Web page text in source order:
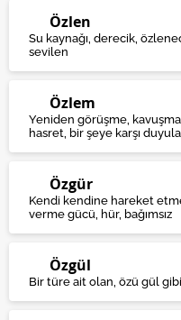
Özlen
Su kaynağı, derecik,
sevilen
Özlem
Yeniden görüşme,
hasret, bir şeye karşı
Özgür
Kendi kendine hareket
verme gücü, hür, bağımsız
Özgül
Bir türe ait olan, özü gül